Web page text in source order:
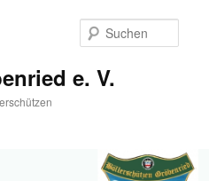
e. V.